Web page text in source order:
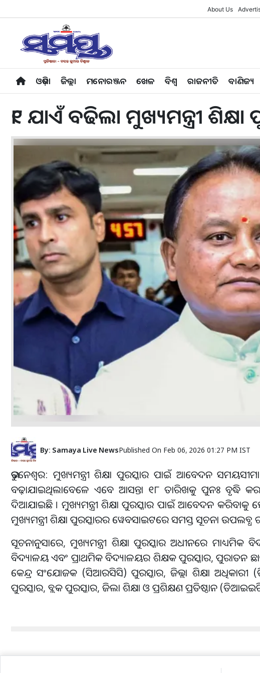
About Us
ଓଡ଼ିଶା ଜିଲ୍ଲା ମନୋରଞ୍ଜନ ଖେଳ ବିଶ୍ବ ରାଜନୀତି ବାଣିଜ୍ୟ
୧୮ ଯାଏଁ ବଢିଲା ମୁଖ୍ୟମନ୍ତ୍ରୀ
By: Samaya Live NewsPublished On Feb 06, 2026 01:27 PM IST
ଭୁବନେଶ୍ୱର: ମୁଖ୍ୟମନ୍ତ୍ରୀ ଶିକ୍ଷା ପୁରସ୍କାର ପାଇଁ ଆବେଦନ
ବଢ଼ାଯାଇଥିଲାବେଳେ ଏବେ ଆସନ୍ତା ୧୮ ତାରିଖକୁ ପୁନଃ ବୃଦ୍ଧି
ଦିଆଯାଇଛି । ମୁଖ୍ୟମନ୍ତ୍ରୀ ଶିକ୍ଷା ପୁରସ୍କାର ପାଇଁ ଆବେଦନ
ମୁଖ୍ୟମନ୍ତ୍ରୀ ଶିକ୍ଷା ପୁରସ୍କାରର ୱେବସାଇଟରେ ସମସ୍ତ ସୂଚନା ଉପଲବ୍ଧ
ସୂଚନାନୁସାରେ, ମୁଖ୍ୟମନ୍ତ୍ରୀ ଶିକ୍ଷା ପୁରସ୍କାର ଅଧୀନରେ
ବିଦ୍ୟାଳୟ ଏବଂ ପ୍ରାଥମିକ ବିଦ୍ୟାଳୟର ଶିକ୍ଷକ ପୁରସ୍କାର, ପୁରାତନ
କେନ୍ଦ୍ର ସଂଯୋଜକ (ସିଆରସିସି) ପୁରସ୍କାର, ଜିଲ୍ଲା ଶିକ୍ଷା ଅଧିକାରୀ
ପୁରସ୍କାର, ବ୍ଲକ ପୁରସ୍କାର, ଜିଲା ଶିକ୍ଷା ଓ ପ୍ରଶିକ୍ଷଣ ପ୍ରତିଷ୍ଠାନ